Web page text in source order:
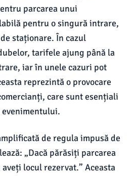
parcarea unui
pentru o singură intrare,
staționare. În cazul
tarifele ajung până la
iar în unele cazuri pot
reprezintă o provocare
care sunt esențiali
de regula impusă de
„Dacă părăsiți parcarea
locul rezervat.” Aceasta